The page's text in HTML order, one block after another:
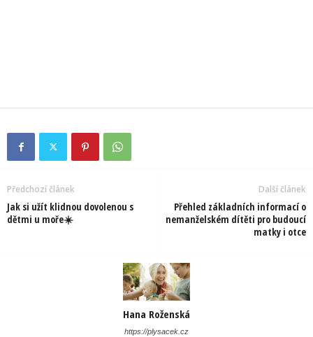
Předchozí článek
Jak si užít klidnou dovolenou s
dětmi u moře☀️
Další článek
Přehled základních informací o
nemanželském dítěti pro budoucí
matky i otce
Hana Roženská
https://plysacek.cz